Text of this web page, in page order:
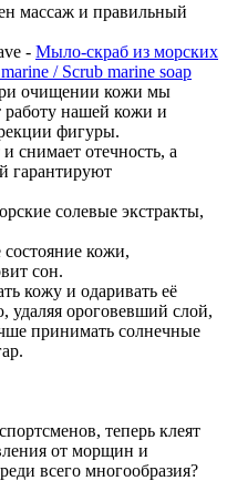
массаж и правильный
- Мыло-скраб из морских
/ Scrub marine soap
очищении кожи мы
работу нашей кожи и
фигуры.
снимает отечность, а
гарантируют
солевые экстракты,
кожи,
сон.
кожу и одаривать её
удаляя ороговевший слой,
принимать солнечные
теперь клеят
от морщин и
всего многообразия?